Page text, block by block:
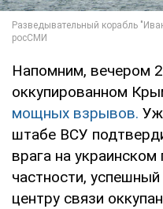
Напомним, вечером
оккупированном
мощных взрывов.
штабе ВСУ
врага на
частности,
центру связи